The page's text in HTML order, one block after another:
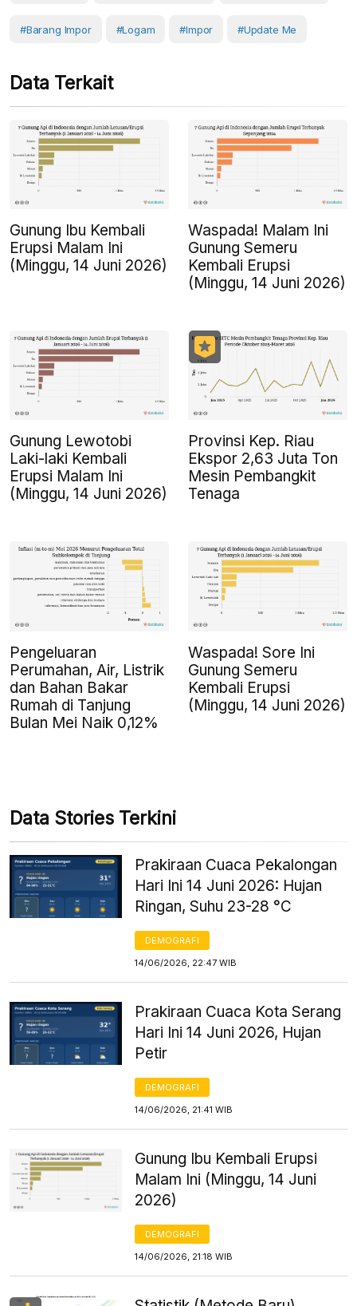
#barang Impor #Logam #Impor #Update Me
Data Terkait
Gunung Ibu Kembali
Erupsi Malam Ini
(Minggu, 14 Juni 2026)
Waspada! Malam Ini
Gunung Semeru
Kembali Erupsi
(Minggu, 14 Juni 2026)
Gunung Lewotobi
Laki-laki Kembali
Erupsi Malam Ini
(Minggu, 14 Juni 2026)
Provinsi Kep. Riau
Ekspor 2,63 Juta Ton
Mesin Pembangkit
Tenaga
Pengeluaran
Perumahan, Air, Listrik
dan Bahan Bakar
Rumah di Tanjung
Bulan Mei Naik 0,12%
Waspada! Sore Ini
Gunung Semeru
Kembali Erupsi
(Minggu, 14 Juni 2026)
Data Stories Terkini
Prakiraan Cuaca Pekalongan
Hari Ini 14 Juni 2026: Hujan
Ringan, Suhu 23-28 °C
DEMOGRAFI
14/06/2026, 22:47 WIB
Prakiraan Cuaca Kota Serang
Hari Ini 14 Juni 2026, Hujan
Petir
DEMOGRAFI
14/06/2026, 21:41 WIB
Gunung Ibu Kembali Erupsi
Malam Ini (Minggu, 14 Juni
2026)
DEMOGRAFI
14/06/2026, 21:18 WIB